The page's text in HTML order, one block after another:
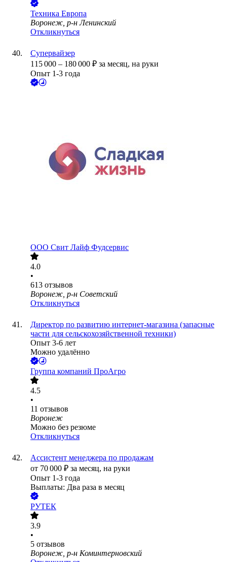
Техника Европа
Воронеж, р-н Ленинский
Откликнуться
Супервайзер
115 000 – 180 000 ₽ за месяц, на руки
Опыт 1-3 года
ООО Свит Лайф Фудсервис
4.0
•
613 отзывов
Воронеж, р-н Советский
Откликнуться
Директор по развитию интернет-магазина (запасные
части для сельскохозяйственной техники)
Опыт 3-6 лет
Можно удалённо
Группа компаний ПроАгро
4.5
•
11 отзывов
Воронеж
Можно без резюме
Откликнуться
Ассистент менеджера по продажам
от 70 000 ₽ за месяц, на руки
Опыт 1-3 года
Выплаты: Два раза в месяц
РУТЕК
3.9
•
5 отзывов
Воронеж, р-н Коминтерновский